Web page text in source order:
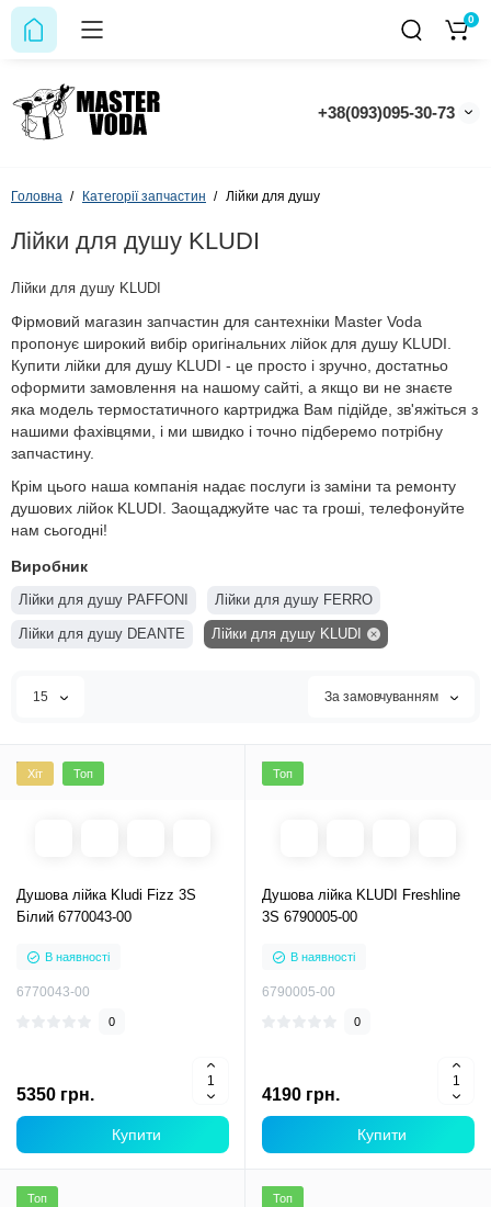
+38(093)095-30-73
0
Головна Категорії запчастин Лійки для душу
Лійки для душу KLUDI
Лійки для душу KLUDI
Фірмовий магазин запчастин для сантехніки Master Voda
пропонує широкий вибір оригінальних лійок для душу KLUDI.
Купити лійки для душу KLUDI - це просто і зручно, достатньо
оформити замовлення на нашому сайті, а якщо ви не знаєте
яка модель термостатичного картриджа Вам підійде, зв'яжіться з
нашими фахівцями, і ми швидко і точно підберемо потрібну
запчастину.
Крім цього наша компанія надає послуги із заміни та ремонту
душових лійок KLUDI. Заощаджуйте час та гроші, телефонуйте
нам сьогодні!
Виробник
Лійки для душу PAFFONI Лійки для душу FERRO
Лійки для душу DEANTE Лійки для душу KLUDI
15 За замовчуванням
Хіт Топ
Душова лійка Kludi Fizz 3S
Білий 6770043-00
В наявності
6770043-00
0
5350 грн.
Купити
Топ
Душова лійка KLUDI Freshline
3S 6790005-00
В наявності
6790005-00
0
4190 грн.
Купити
Топ Топ